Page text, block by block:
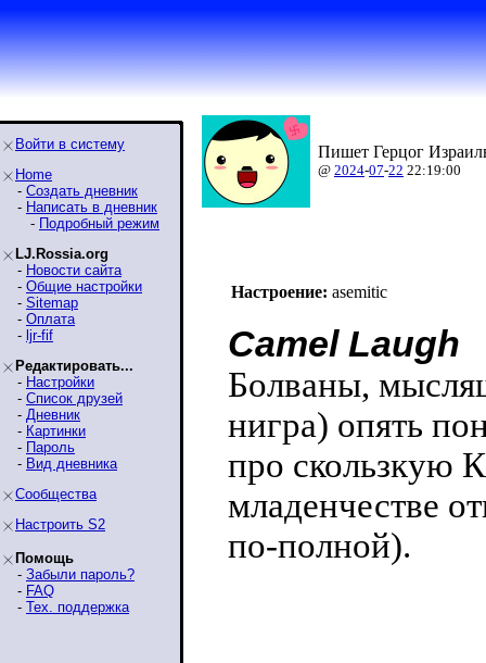
Войти в систему
Home
- Создать дневник
- Написать в дневник
- Подробный режим
LJ.Rossia.org
- Новости сайта
- Общие настройки
- Sitemap
- Оплата
- ljr-fif
Редактировать...
- Настройки
- Список друзей
- Дневник
- Картинки
- Пароль
- Вид дневника
Сообщества
Настроить S2
Помощь
- Забыли пароль?
- FAQ
- Тех. поддержка
Пишет Герцог
@ 2024-07-22 22:19:00
Настроение: asemitic
Camel Laugh
Болваны,
нигра) опять
про скользкую
младенчестве
по-полной).